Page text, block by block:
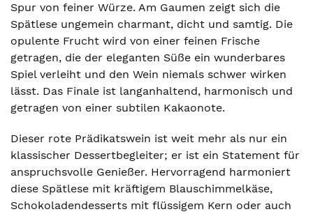
Spur von feiner Würze. Am Gaumen zeigt sich die
Spätlese ungemein charmant, dicht und samtig. Die
opulente Frucht wird von einer feinen Frische
getragen, die der eleganten Süße ein wunderbares
Spiel verleiht und den Wein niemals schwer wirken
lässt. Das Finale ist langanhaltend, harmonisch und
getragen von einer subtilen Kakaonote.
Dieser rote Prädikatswein ist weit mehr als nur ein
klassischer Dessertbegleiter; er ist ein Statement für
anspruchsvolle Genießer. Hervorragend harmoniert
diese Spätlese mit kräftigem Blauschimmelkäse,
Schokoladendesserts mit flüssigem Kern oder auch